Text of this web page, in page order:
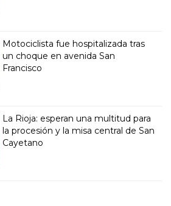
Motociclista fue hospitalizada tras
un choque en avenida San
Francisco
La Rioja: esperan una multitud para
la procesión y la misa central de San
Cayetano